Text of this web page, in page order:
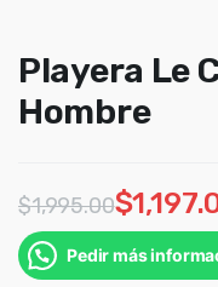
Playera Le
Hombre
$1,995.00$
Pedir más